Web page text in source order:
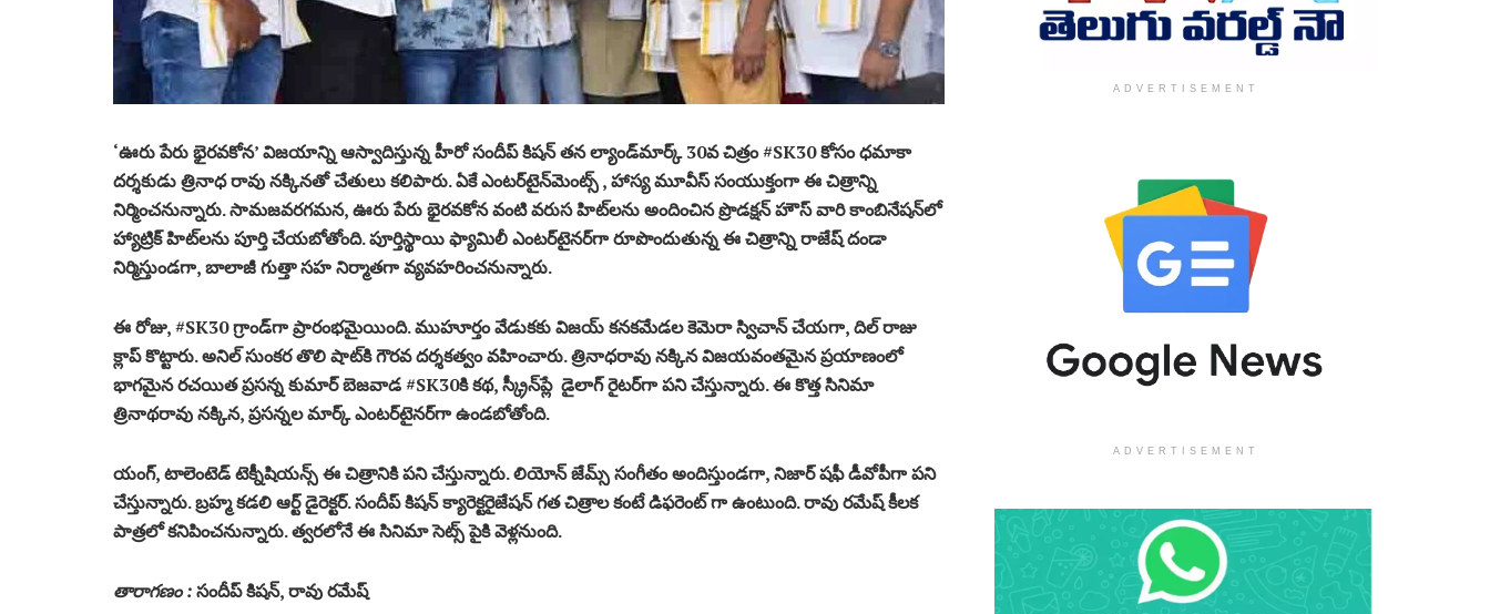
‘ఊరు పేరు భైరవకోన’ విజయాన్ని ఆస్వాదిస్తున్న హీరో సందీప్ కిషన్ తన ల్యాండ్‌మార్క్ 30వ చిత్రం #SK30 కోసం ధమాకా
దర్శకుడు త్రినాధ రావు నక్కినతో చేతులు కలిపారు. ఏకే ఎంటర్‌టైన్‌మెంట్స్ , హాస్య మూవీస్ సంయుక్తంగా ఈ చిత్రాన్ని
నిర్మించనున్నారు. సామజవరగమన, ఊరు పేరు భైరవకోన వంటి వరుస హిట్‌లను అందించిన ప్రొడక్షన్ హౌస్ వారి కాంబినేషన్‌లో
హ్యాట్రిక్ హిట్‌లను పూర్తి చేయబోతోంది. పూర్తిస్థాయి ఫ్యామిలీ ఎంటర్‌టైనర్‌గా రూపొందుతున్న ఈ చిత్రాన్ని రాజేష్ దండా
నిర్మిస్తుండగా, బాలాజీ గుత్తా సహ నిర్మాతగా వ్యవహరించనున్నారు.
ఈ రోజు, #SK30 గ్రాండ్‌గా ప్రారంభమైయింది. ముహూర్తం వేడుకకు విజయ్ కనకమేడల కెమెరా స్విచాన్ చేయగా, దిల్ రాజు
క్లాప్‌ కొట్టారు. అనిల్ సుంకర తొలి షాట్‌కి గౌరవ దర్శకత్వం వహించారు. త్రినాధరావు నక్కిన విజయవంతమైన ప్రయాణంలో
భాగమైన రచయిత ప్రసన్న కుమార్ బెజవాడ #SK30కి కథ, స్క్రీన్‌ప్లే డైలాగ్ రైటర్‌గా పని చేస్తున్నారు. ఈ కొత్త సినిమా
త్రినాథరావు నక్కిన, ప్రసన్నల మార్క్ ఎంటర్‌టైనర్‌గా ఉండబోతోంది.
యంగ్, టాలెంటెడ్ టెక్నీషియన్స్ ఈ చిత్రానికి పని చేస్తున్నారు. లియోన్ జేమ్స్ సంగీతం అందిస్తుండగా, నిజార్ షఫీ డీవోపీగా పని
చేస్తున్నారు. బ్రహ్మ కడలి ఆర్ట్ డైరెక్టర్. సందీప్ కిషన్ క్యారెక్టరైజేషన్ గత చిత్రాల కంటే డిఫరెంట్ గా ఉంటుంది. రావు రమేష్ కీలక
పాత్రలో కనిపించనున్నారు. త్వరలోనే ఈ సినిమా సెట్స్ పైకి వెళ్లనుంది.
తారాగణం :సందీప్ కిషన్, రావు రమేష్
ADVERTISEMENT
ADVERTISEMENT